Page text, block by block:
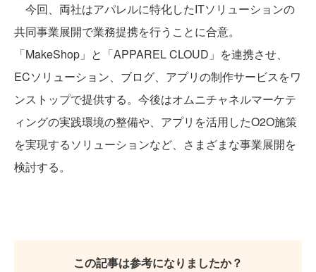
今回、両社はアパレルに特化したITソリューションの
共同事業展開で業務提携を行うことに合意。
「MakeShop」と「APPAREL CLOUD」を連携させ、
ECソリューション、ブログ、アプリの制作サービスをワ
ンストップで提供する。今後はオムニチャネルマーケテ
ィングの実践環境の整備や、アプリを活用したO2O施策
を実現するソリューションなど、さまざまな事業展開を
検討する。
この記事は参考になりましたか？